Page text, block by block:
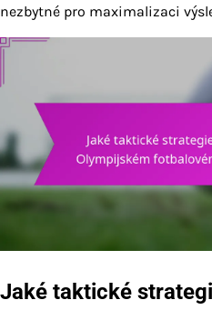
nezbytné pro maximalizaci
Jaké taktické